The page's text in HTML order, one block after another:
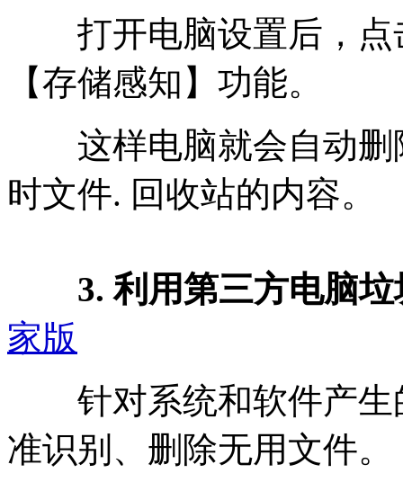
打开电脑设置后，点
【存储感知】功能。
这样电脑就会自动删
时文件. 回收站的内容。
3. 利用第三方电脑垃
家版
针对系统和软件产生
准识别、删除无用文件。